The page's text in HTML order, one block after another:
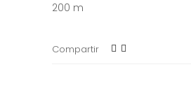
200 m
Compartir